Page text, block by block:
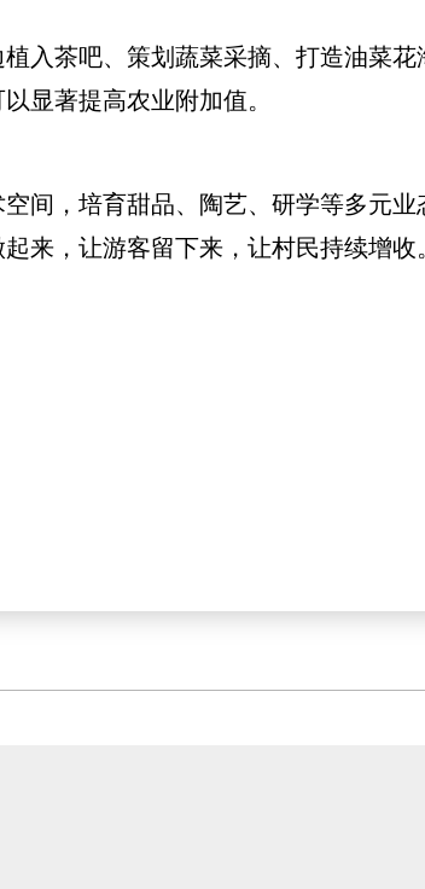
茶吧、策划蔬菜采摘、打造油菜花
显著提高农业附加值。
，培育甜品、陶艺、研学等多元业
来，让游客留下来，让村民持续增收